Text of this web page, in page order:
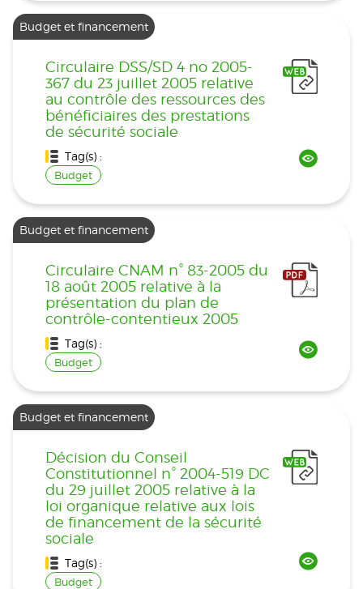
Budget et financement
Circulaire DSS/SD 4 no 2005-
367 du 23 juillet 2005 relative
au contrôle des ressources des
bénéficiaires des prestations
de sécurité sociale
Tag(s) :
Budget
Budget et financement
Circulaire CNAM n° 83-2005 du
18 août 2005 relative à la
présentation du plan de
contrôle-contentieux 2005
Tag(s) :
Budget
Budget et financement
Décision du Conseil
Constitutionnel n° 2004-519 DC
du 29 juillet 2005 relative à la
loi organique relative aux lois
de financement de la sécurité
sociale
Tag(s) :
Budget